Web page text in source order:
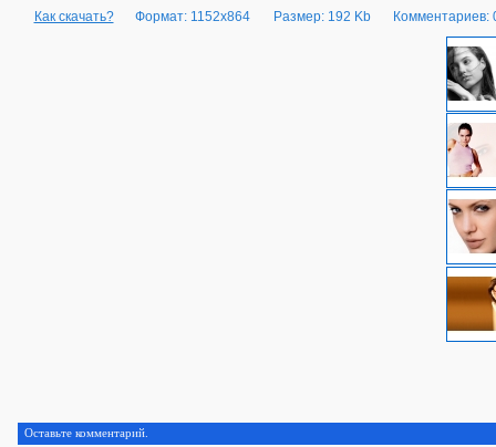
Как скачать? Формат: 1152x864 Размер: 192 Kb Комментариев:
Оставьте комментарий.